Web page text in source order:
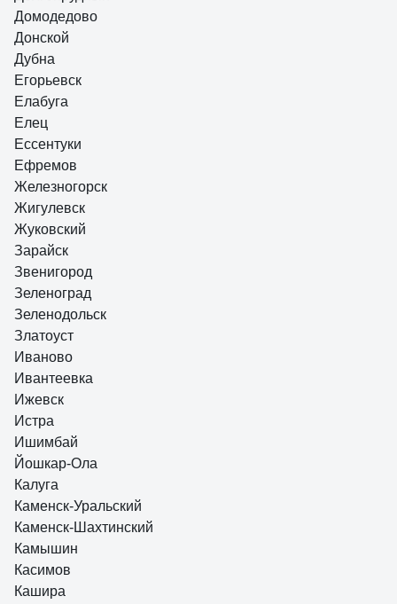
Домодедово
Донской
Дубна
Егорьевск
Елабуга
Елец
Ессентуки
Ефремов
Железногорск
Жигулевск
Жуковский
Зарайск
Звенигород
Зеленоград
Зеленодольск
Златоуст
Иваново
Ивантеевка
Ижевск
Истра
Ишимбай
Йошкар-Ола
Калуга
Каменск-Уральский
Каменск-Шахтинский
Камышин
Касимов
Кашира